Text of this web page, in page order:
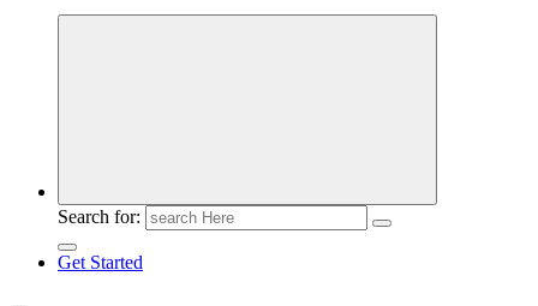
Search for:
Get Started